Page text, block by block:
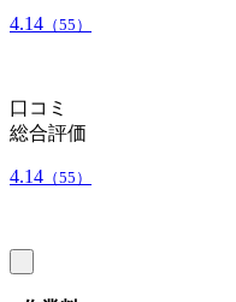
4.14 （55）
口コミ
総合評価
4.14 （55）